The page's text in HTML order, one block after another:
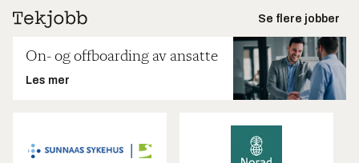
Se flere jobber
On- og offboarding av ansatte
Les mer